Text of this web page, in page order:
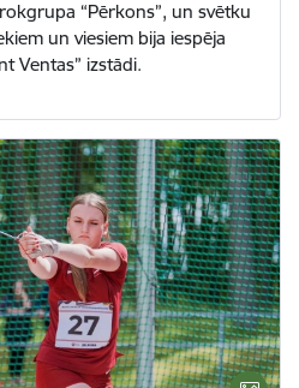
“Pērkons”, un svētku
un viesiem bija iespēja
Ventas” izstādi.